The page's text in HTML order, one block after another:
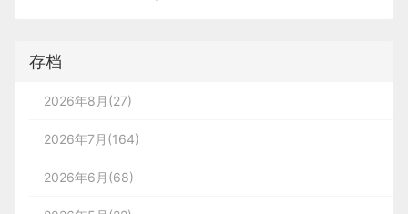
存档
2026年8月(27)
2026年7月(164)
2026年6月(68)